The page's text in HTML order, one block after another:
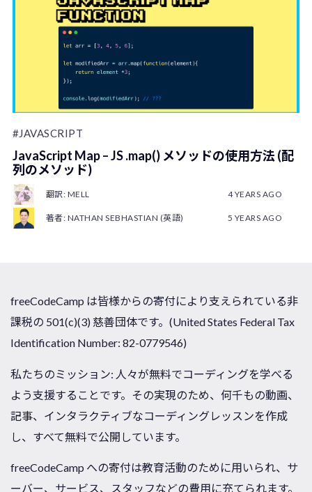
#JAVASCRIPT
JavaScript Map – JS .map() メソッドの使用方法 (配
列のメソッド)
翻訳: MELL 4 YEARS AGO
著者: NATHAN SEBHASTIAN (英語) 5 YEARS AGO
freeCodeCamp は皆様からの寄付により支えられている非
課税の 501(c)(3) 慈善団体です。(United States Federal Tax
Identification Number: 82-0779546)
私たちのミッション: 人々が無料でコーディングを学べる
よう支援することです。その実現のため、何千もの動画、
記事、インタラクティブなコーディングレッスンを作成
し、すべて無料で公開しています。
freeCodeCamp への寄付は教育活動のために用いられ、サ
ーバー、サービス、スタッフなどの費用に充てられます。